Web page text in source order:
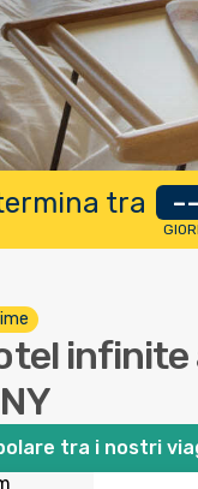
tra --
infinite
tra i nostri